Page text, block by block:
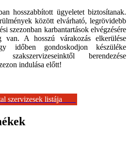
hosszabbított ügyeletet biztosítanak.
között elvárható, legrövidebb
szezonban karbantartások elvégzésére
van. A hosszú várakozás elkerülése
időben gondoskodjon készüléke
berendezése
indulása előtt!
szervizesek listája